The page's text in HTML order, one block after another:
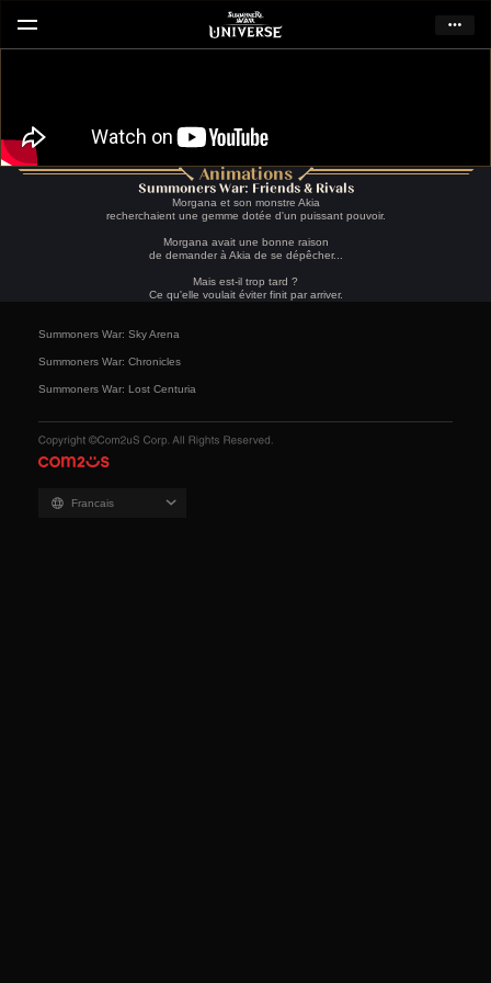
Animations
Summoners War: Friends & Rivals
Morgana et son monstre Akia
recherchaient une gemme dotée d'un puissant pouvoir.
Morgana avait une bonne raison
de demander à Akia de se dépêcher...
Mais est-il trop tard ?
Ce qu'elle voulait éviter finit par arriver.
Summoners War: Sky Arena
Summoners War: Chronicles
Summoners War: Lost Centuria
Francais